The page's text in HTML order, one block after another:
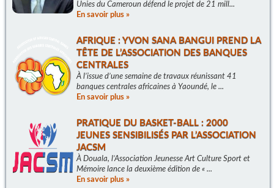
Unies du Cameroun défend le projet de 21 mill...
En savoir plus »
AFRIQUE : YVON SANA BANGUI PREND LA
TÊTE DE L’ASSOCIATION DES BANQUES
CENTRALES
À l’issue d’une semaine de travaux réunissant 41
banques centrales africaines à Yaoundé, le ...
En savoir plus »
PRATIQUE DU BASKET-BALL : 2000
JEUNES SENSIBILISÉS PAR L’ASSOCIATION
JACSM
À Douala, l’Association Jeunesse Art Culture Sport et
Mémoire lance la deuxième édition de « ...
En savoir plus »